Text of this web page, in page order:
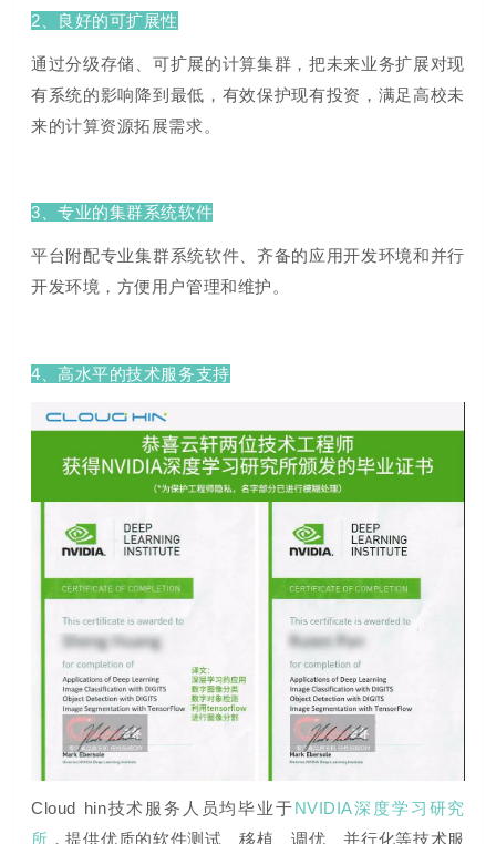
2、良好的可扩展性
通过分级存储、可扩展的计算集群，把未来业务扩展对现
有系统的影响降到最低，有效保护现有投资，满足高校未
来的计算资源拓展需求。
3、专业的集群系统软件
平台附配专业集群系统软件、齐备的应用开发环境和并行
开发环境，方便用户管理和维护。
4、高水平的技术服务支持
Cloud hin技术服务人员均毕业于NVIDIA深度学习研究
所 ，提供优质的软件测试、移植、调优、并行化等技术服